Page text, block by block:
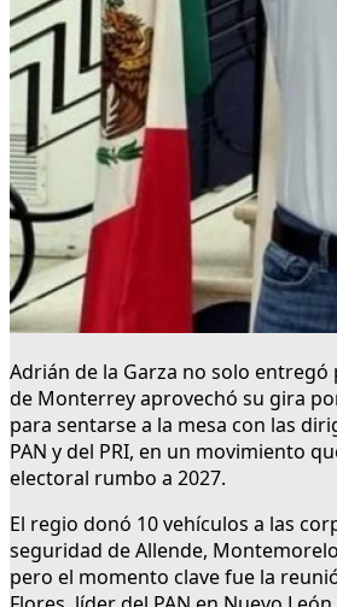
Adrián de la Garza no solo entregó
de Monterrey aprovechó su gira
para sentarse a la mesa con las
PAN y del PRI, en un movimiento
electoral rumbo a 2027.
El regio donó 10 vehículos a las
seguridad de Allende,
pero el momento clave fue la